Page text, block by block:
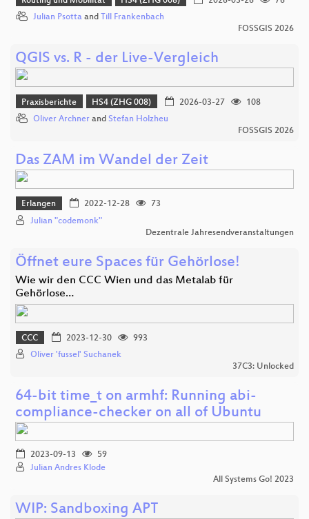
Julian Psotta and Till Frankenbach
FOSSGIS 2026
QGIS vs. R - der Live-Vergleich
Praxisberichte HS4 (ZHG 008) 2026-03-27
108
Oliver Archner and Stefan Holzheu
FOSSGIS 2026
Das ZAM im Wandel der Zeit
Erlangen 2022-12-28
73
Julian "codemonk"
Dezentrale Jahresendveranstaltungen
Öffnet eure Spaces für Gehörlose!
Wie wir den CCC Wien und das Metalab für
Gehörlose…
CCC 2023-12-30
993
Oliver 'fussel' Suchanek
37C3: Unlocked
64-bit time_t on armhf: Running abi-
compliance-checker on all of Ubuntu
2023-09-13
59
Julian Andres Klode
All Systems Go! 2023
WIP: Sandboxing APT